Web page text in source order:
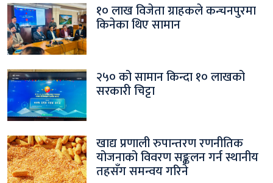
१० लाख विजेता ग्राहकले कन्चनपुरमा
किनेका थिए सामान
२५० को सामान किन्दा १० लाखको
सरकारी चिट्टा
खाद्य प्रणाली रुपान्तरण रणनीतिक
योजनाको विवरण सङ्कलन गर्न स्थानीय
तहसँग समन्वय गरिने